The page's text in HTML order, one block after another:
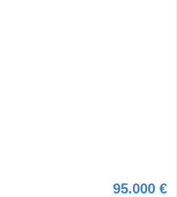
95.000 €